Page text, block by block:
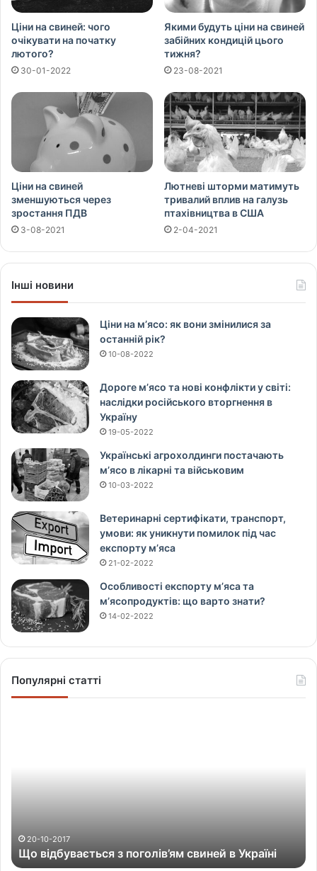
Ціни на свиней: чого
очікувати на початку
лютого?
30-01-2022
Якими будуть ціни на свиней
забійних кондицій цього
тижня?
23-08-2021
Ціни на свиней
зменшуються через
зростання ПДВ
3-08-2021
Лютневі шторми матимуть
тривалий вплив на галузь
птахівництва в США
2-04-2021
Інші новини
Ціни на м’ясо: як вони змінилися за
останній рік?
10-08-2022
Дороге м’ясо та нові конфлікти у світі:
наслідки російського вторгнення в
Україну
19-05-2022
Українські агрохолдинги постачають
м’ясо в лікарні та військовим
10-03-2022
Ветеринарні сертифікати, транспорт,
умови: як уникнути помилок під час
експорту м’яса
21-02-2022
Особливості експорту м’яса та
м’ясопродуктів: що варто знати?
14-02-2022
Популярні статті
т
20-10-2017
Що відбувається з поголів’ям свиней в Україні